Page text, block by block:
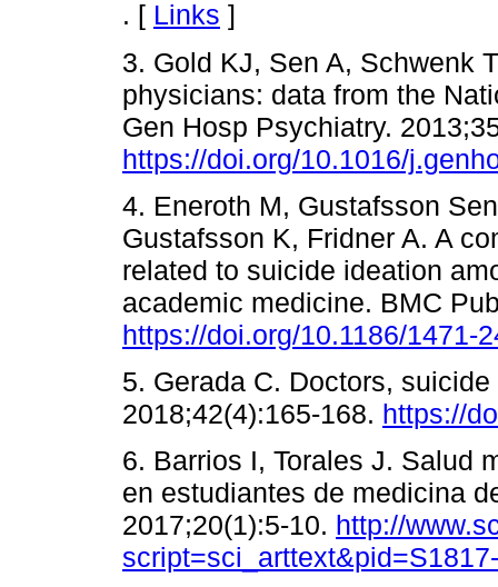
. [ Links ]
3. Gold KJ, Sen A, Schwenk
physicians: data from the
Gen Hosp Psychiatry.
https://doi.org/10.1016/
4. Eneroth M, Gustafsson
Gustafsson K, Fridner A. A
related to suicide ideation
academic medicine. BMC
https://doi.org/10.1186/1471-
5. Gerada C. Doctors,
2018;42(4):165-168. https://
6. Barrios I, Torales J. Salud
en estudiantes de medicina
2017;20(1):5-10. http://